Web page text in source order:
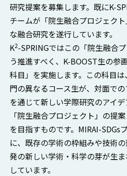
研究提案を募集します。既にK-
チームが「院生融合プロジェク
な融合研究を遂行しています。
K2-SPRINGではこの「院生融合
う推進すべく、K-BOOST生の参
科目」を実施します。この科目
門の異なるコース生が、対面で
を通じて新しい学際研究のアイ
「院生融合プロジェクト」の提
を目指すものです。MIRAI-SDGs
に、既存の学術の枠組みや技術
発の新しい学術・科学の芽が生
しています。